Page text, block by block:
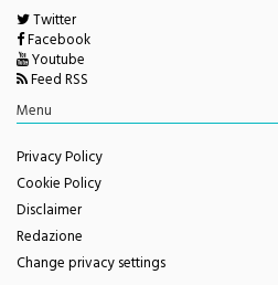
Twitter
Facebook
Youtube
Feed RSS
Menu
Privacy Policy
Cookie Policy
Disclaimer
Redazione
Change privacy settings